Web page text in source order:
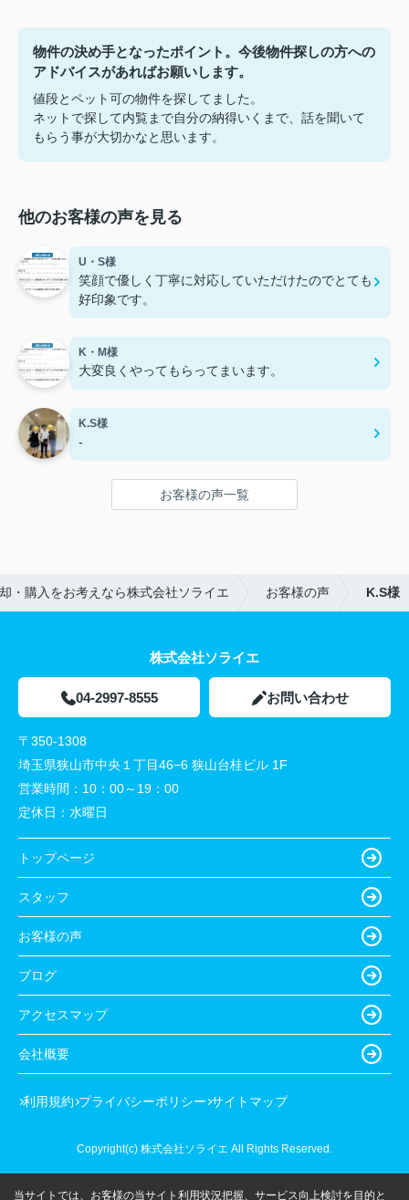
物件の決め手となったポイント。今後物件探しの方への
アドバイスがあればお願いします。
値段とペット可の物件を探してました。
ネットで探して内覧まで自分の納得いくまで、話を聞いて
もらう事が大切かなと思います。
他のお客様の声を見る
U・S様
笑顔で優しく丁寧に対応していただけたのでとても
好印象です。
K・M様
大変良くやってもらってまいます。
K.S様
-
お客様の声一覧
・購入をお考えなら株式会社ソライエ お客様の声 K.S様
株式会社ソライエ
04-2997-8555 お問い合わせ
〒350-1308
埼玉県狭山市中央１丁目46−6 狭山台桂ビル 1F
営業時間： 10：00～19：00
定休日： 水曜日
トップページ
スタッフ
お客様の声
ブログ
アクセスマップ
会社概要
利用規約 プライバシーポリシー サイトマップ
Copyright(c) 株式会社ソライエ All Rights Reserved.
当サイトでは、お客様の当サイト利用状況把握、サービス向上検討を目的と